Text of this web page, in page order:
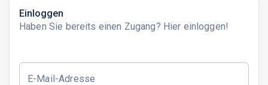
Einloggen
Haben Sie bereits einen Zugang? Hier einloggen!
E-Mail-Adresse